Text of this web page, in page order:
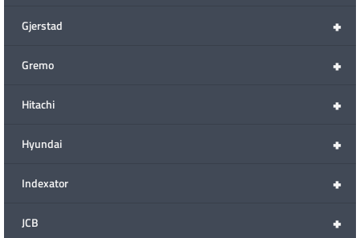
+
Gjerstad
+
Gremo
+
Hitachi
+
Hyundai
+
Indexator
+
JCB